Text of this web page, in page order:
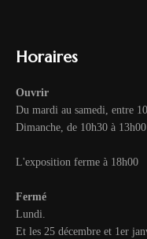
Horaires
Ouvrir
Du mardi au samedi, entre
Dimanche, de 10h30 à
L'exposition ferme à 18h00
Fermé
Lundi.
Et les 25 décembre et 1er